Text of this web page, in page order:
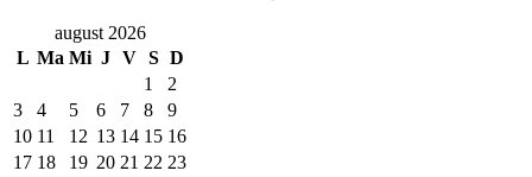
august 2026
L Ma Mi J V S D
1
2
3
4 5 6 7 8
9
10 11 12 13 14 15 16
17 18 19 20 21 22 23